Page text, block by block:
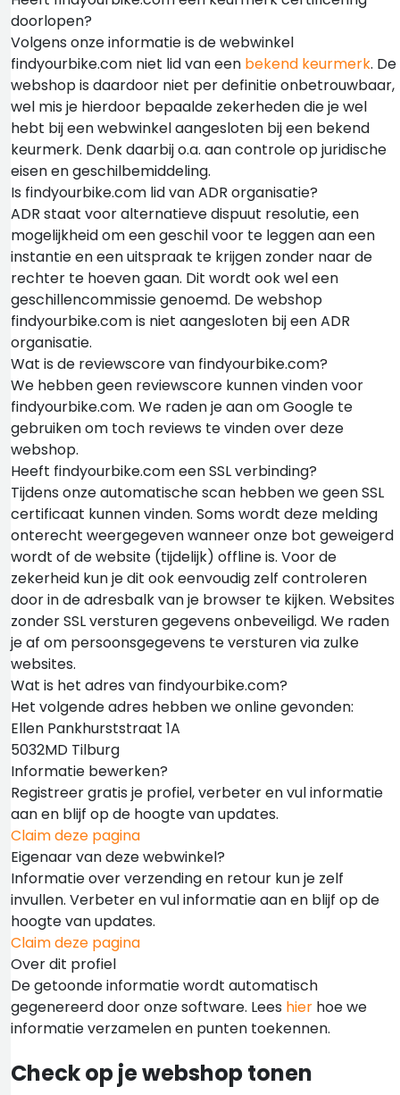
doorlopen?
Volgens onze informatie is de webwinkel
findyourbike.com niet lid van een bekend keurmerk. De
webshop is daardoor niet per definitie onbetrouwbaar,
wel mis je hierdoor bepaalde zekerheden die je wel
hebt bij een webwinkel aangesloten bij een bekend
keurmerk. Denk daarbij o.a. aan controle op juridische
eisen en geschilbemiddeling.
Is findyourbike.com lid van ADR organisatie?
ADR staat voor alternatieve dispuut resolutie, een
mogelijkheid om een geschil voor te leggen aan een
instantie en een uitspraak te krijgen zonder naar de
rechter te hoeven gaan. Dit wordt ook wel een
geschillencommissie genoemd. De webshop
findyourbike.com is niet aangesloten bij een ADR
organisatie.
Wat is de reviewscore van findyourbike.com?
We hebben geen reviewscore kunnen vinden voor
findyourbike.com. We raden je aan om Google te
gebruiken om toch reviews te vinden over deze
webshop.
Heeft findyourbike.com een SSL verbinding?
Tijdens onze automatische scan hebben we geen SSL
certificaat kunnen vinden. Soms wordt deze melding
onterecht weergegeven wanneer onze bot geweigerd
wordt of de website (tijdelijk) offline is. Voor de
zekerheid kun je dit ook eenvoudig zelf controleren
door in de adresbalk van je browser te kijken. Websites
zonder SSL versturen gegevens onbeveiligd. We raden
je af om persoonsgegevens te versturen via zulke
websites.
Wat is het adres van findyourbike.com?
Het volgende adres hebben we online gevonden:
Ellen Pankhurststraat 1A
5032MD Tilburg
Informatie bewerken?
Registreer gratis je profiel, verbeter en vul informatie
aan en blijf op de hoogte van updates.
Claim deze pagina
Eigenaar van deze webwinkel?
Informatie over verzending en retour kun je zelf
invullen. Verbeter en vul informatie aan en blijf op de
hoogte van updates.
Claim deze pagina
Over dit profiel
De getoonde informatie wordt automatisch
gegenereerd door onze software. Lees hier hoe we
informatie verzamelen en punten toekennen.
Check op je webshop tonen